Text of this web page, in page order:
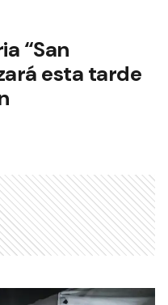
“San
esta tarde